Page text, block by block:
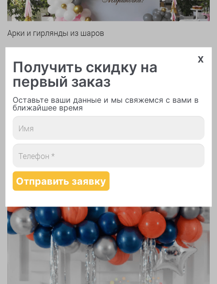
Арки и гирлянды из шаров
Надутие шаров гелием
x
Получить скидку на
первый заказ
Оставьте ваши данные и мы свяжемся с вами в
ближайшее время